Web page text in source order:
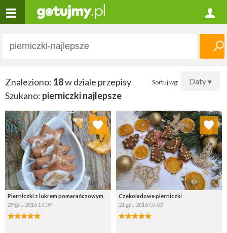
Sortuj wg: Daty ▾
Znaleziono: 18w dziale przepisy
Szukano: pierniczki najlepsze
Pierniczki z lukrem pomarańczowym
29 gru 2016 13:59
Dodaj do ulubionych
Wybierz listę:
Czekoladowe pierniczki
21 gru 2016 07:03
Dodaj do ulubionych
Wybierz listę: